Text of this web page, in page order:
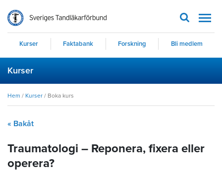
Kurser Faktabank Forskning Bli medlem
Kurser
Hem / Kurser / Boka kurs
« Bakåt
Traumatologi – Reponera, fixera eller
operera?